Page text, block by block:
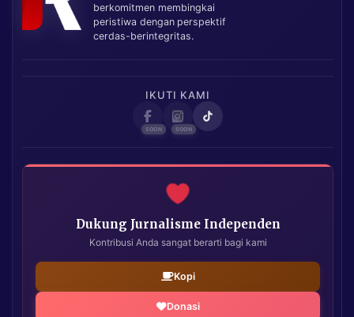
berkomitmen membingkai
peristiwa dengan perspektif
cerdas-berintegritas.
IKUTI KAMI
Dukung Jurnalisme Independen
Kontribusi Anda sangat berarti bagi kami
Kopi
Donasi